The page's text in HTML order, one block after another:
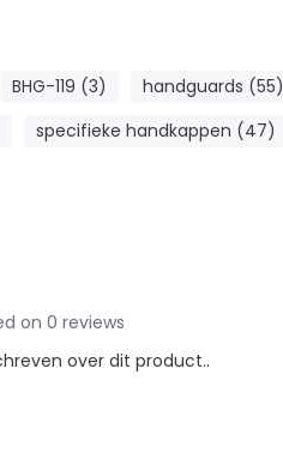
BHG-119 (3) handguards (55)
specifieke handkappen (47)
on 0 reviews
over dit product..